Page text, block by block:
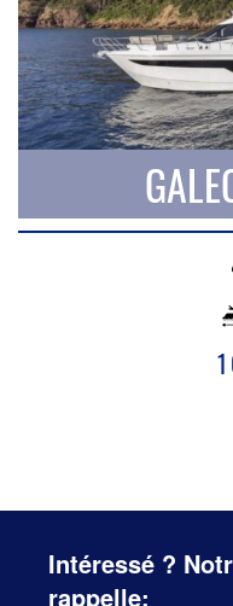
Intéressé ?
rappelle: